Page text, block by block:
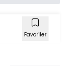
Favoriler